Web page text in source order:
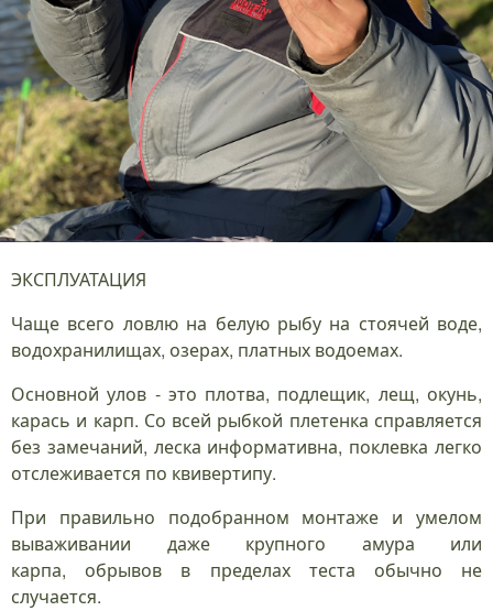
ЭКСПЛУАТАЦИЯ
Чаще всего ловлю на белую рыбу на стоячей воде,
водохранилищах, озерах, платных водоемах.
Основной улов - это плотва, подлещик, лещ, окунь,
карась и карп. Со всей рыбкой плетенка справляется
без замечаний, леска информативна, поклевка легко
отслеживается по квивертипу.
При правильно подобранном монтаже и умелом
вываживании даже крупного амура или
карпа, обрывов в пределах теста обычно не
случается.